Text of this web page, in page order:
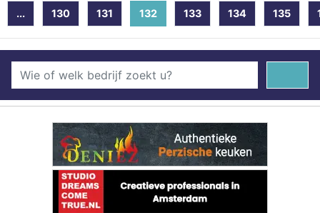
... 130 131 132(current)
133 134 135